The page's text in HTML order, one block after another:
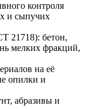
контроля
и сыпучих
21718): бетон,
мелких фракций,
на её
опилки и
абразивы и